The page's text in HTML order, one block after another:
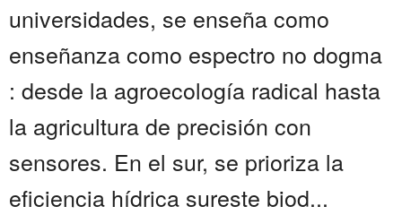
universidades, se enseña como
enseñanza como espectro no dogma
: desde la agroecología radical hasta
la agricultura de precisión con
sensores. En el sur, se prioriza la
eficiencia hídrica sureste biod...